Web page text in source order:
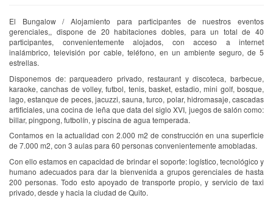
El Bungalow / Alojamiento para participantes de nuestros eventos
gerenciales,, dispone de 20 habitaciones dobles, para un total de 40
participantes, convenientemente alojados, con acceso a internet
inalámbrico, televisión por cable, teléfono, en un ambiente seguro, de 5
estrellas.
Disponemos de: parqueadero privado, restaurant y discoteca, barbecue,
karaoke, canchas de volley, futbol, tenis, basket, estadio, mini golf, bosque,
lago, estanque de peces, jacuzzi, sauna, turco, polar, hidromasaje, cascadas
artificiales, una cocina de leña que data del siglo XVI, juegos de salón como:
billar, pingpong, futbolín, y piscina de agua temperada.
Contamos en la actualidad con 2.000 m2 de construcción en una superficie
de 7.000 m2, con 3 aulas para 60 personas convenientemente amobladas.
Con ello estamos en capacidad de brindar el soporte: logístico, tecnológico y
humano adecuados para dar la bienvenida a grupos gerenciales de hasta
200 personas. Todo esto apoyado de transporte propio, y servicio de taxi
privado, desde y hacia la ciudad de Quito.